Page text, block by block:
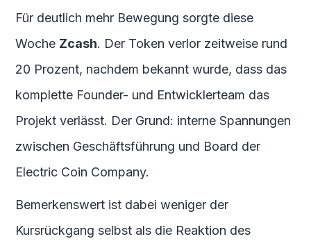
Für deutlich mehr Bewegung sorgte diese
Woche Zcash. Der Token verlor zeitweise rund
20 Prozent, nachdem bekannt wurde, dass das
komplette Founder- und Entwicklerteam das
Projekt verlässt. Der Grund: interne Spannungen
zwischen Geschäftsführung und Board der
Electric Coin Company.
Bemerkenswert ist dabei weniger der
Kursrückgang selbst als die Reaktion des